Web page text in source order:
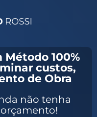
Método 100%
custos,
de Obra
não tenha